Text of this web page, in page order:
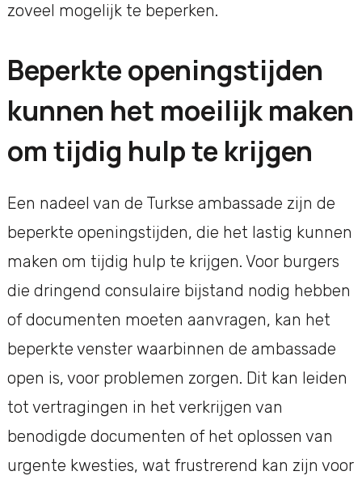
zoveel mogelijk te beperken.
Beperkte openingstijden
kunnen het moeilijk maken
om tijdig hulp te krijgen
Een nadeel van de Turkse ambassade zijn de
beperkte openingstijden, die het lastig kunnen
maken om tijdig hulp te krijgen. Voor burgers
die dringend consulaire bijstand nodig hebben
of documenten moeten aanvragen, kan het
beperkte venster waarbinnen de ambassade
open is, voor problemen zorgen. Dit kan leiden
tot vertragingen in het verkrijgen van
benodigde documenten of het oplossen van
urgente kwesties, wat frustrerend kan zijn voor